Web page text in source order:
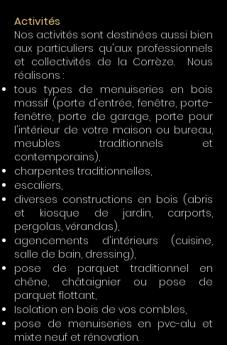
Activités
Nos activités sont destinées aussi bien
aux particuliers qu'aux professionnels
et collectivités de la Corrèze. Nous
réalisons :
tous types de menuiseries en bois
massif (porte d'entrée, fenêtre, porte-
fenêtre, porte de garage, porte pour
l'intérieur de votre maison ou bureau,
meubles traditionnels et
contemporains),
charpentes traditionnelles,
escaliers,
diverses constructions en bois (abris
et kiosque de jardin, carports,
pergolas, vérandas),
agencements d'intérieurs (cuisine,
salle de bain, dressing),
pose de parquet traditionnel en
chêne, châtaignier ou pose de
parquet flottant,
Isolation en bois de vos combles,
pose de menuiseries en pvc-alu et
mixte neuf et rénovation.